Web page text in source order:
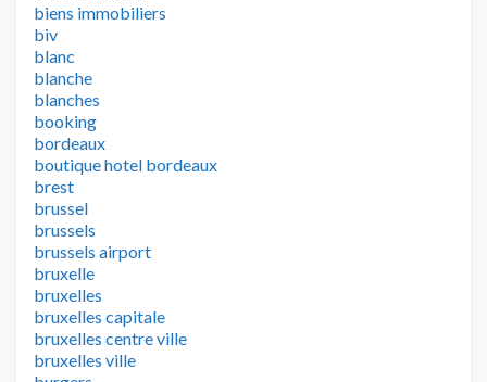
biens immobiliers
biv
blanc
blanche
blanches
booking
bordeaux
boutique hotel bordeaux
brest
brussel
brussels
brussels airport
bruxelle
bruxelles
bruxelles capitale
bruxelles centre ville
bruxelles ville